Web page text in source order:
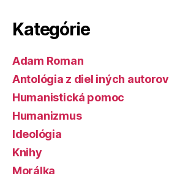
Kategórie
Adam Roman
Antológia z diel iných autorov
Humanistická pomoc
Humanizmus
Ideológia
Knihy
Morálka